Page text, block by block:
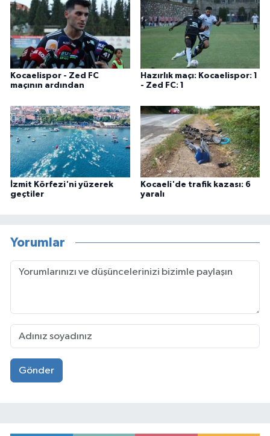
Kocaelispor - Zed FC
maçının ardından
Hazırlık maçı: Kocaelispor: 1
- Zed FC: 1
İzmit Körfezi'ni yüzerek
geçtiler
Kocaeli'de trafik kazası: 6
yaralı
Yorumlar
Gönder